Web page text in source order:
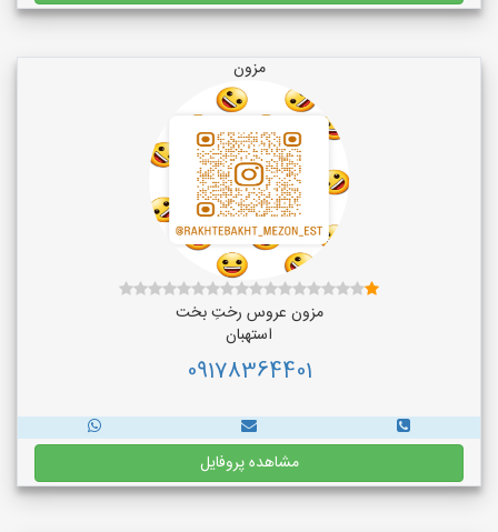
مزون
مزون عروس رختِ بخت
استهبان
09178364401
مشاهده پروفایل